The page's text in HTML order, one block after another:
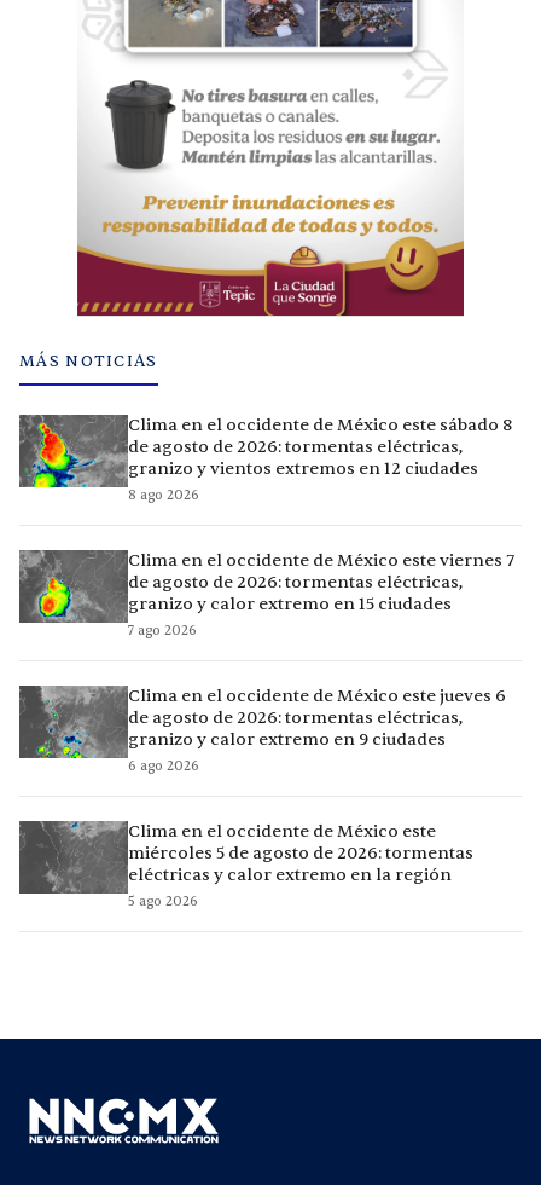
MÁS NOTICIAS
Clima en el occidente de México este sábado 8
de agosto de 2026: tormentas eléctricas,
granizo y vientos extremos en 12 ciudades
8 ago 2026
Clima en el occidente de México este viernes 7
de agosto de 2026: tormentas eléctricas,
granizo y calor extremo en 15 ciudades
7 ago 2026
Clima en el occidente de México este jueves 6
de agosto de 2026: tormentas eléctricas,
granizo y calor extremo en 9 ciudades
6 ago 2026
Clima en el occidente de México este
miércoles 5 de agosto de 2026: tormentas
eléctricas y calor extremo en la región
5 ago 2026